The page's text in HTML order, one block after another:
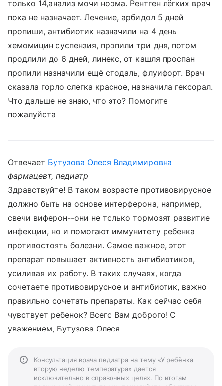
только 14,анализ мочи норма. Рентген лёгких врач
пока не назначает. Лечение, арбидол 5 дней
пропиши, антибиотик назначили на 4 день
хемомицин суспензия, пропили три дня, потом
продлили до 6 дней, линекс, от кашля проспан
пропили назначили ещё стодаль, флуифорт. Врач
сказала горло слегка красное, назначила гексорал.
Что дальше не знаю, что это? Помогите
пожалуйста
Отвечает Бутузова Олеся Владимировна
фармацевт, педиатр
Здравствуйте! В таком возрасте противовирусное
должно быть на основе интерферона, например,
свечи виферон--они не только тормозят развитие
инфекции, но и помогают иммунитету ребенка
противостоять болезни. Самое важное, этот
препарат повышает активность антибиотиков,
усиливая их работу. В таких случаях, когда
сочетаете противовирусное и антибиотик, важно
правильно сочетать препараты. Как сейчас себя
чувствует ребенок? Всего Вам доброго! С
уважением, Бутузова Олеся
Консультация врача педиатра на тему «У ребёнка
вторую неделю температура» дается
исключительно в справочных целях. По итогам